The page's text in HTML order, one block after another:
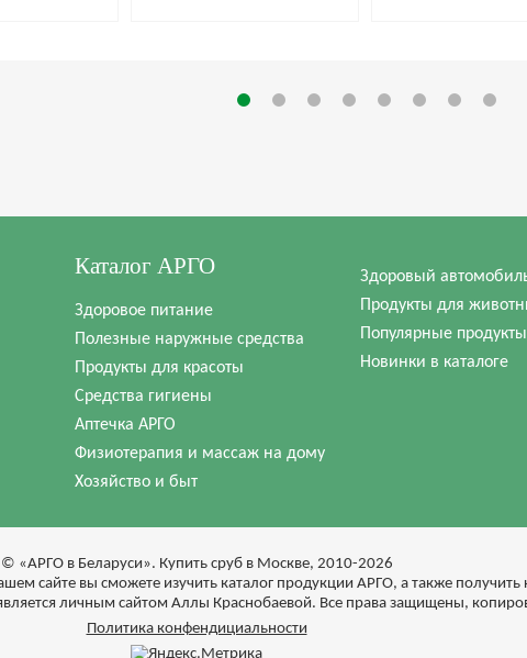
Каталог АРГО
Здоровое питание
Полезные наружные средства
Продукты для красоты
Средства гигиены
Аптечка АРГО
Физиотерапия и массаж на дому
Хозяйство и быт
Здоровый
Продукты для
Популярные
Новинки в каталоге
© «АРГО в Беларуси». Купить сруб в Москве, 2010-2026
сайте вы сможете изучить каталог продукции АРГО, а также
личным сайтом Аллы Краснобаевой. Все права защищены,
Политика конфендициальности